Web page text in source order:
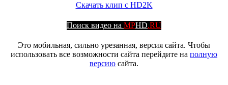
Скачать клип с HD2K
Поиск видео на MPHD.RU
Это мобильная, сильно урезанная, версия сайта. Чтобы
использовать все возможности сайта перейдите на полную
версию сайта.